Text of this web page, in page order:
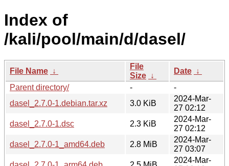
Index of
/kali/pool/main/d/dasel/
File Name ↓
File
Size ↓
Date ↓
Parent directory/
-
-
dasel_2.7.0-1.debian.tar.xz
3.0 KiB
2024-Mar-
27 02:12
dasel_2.7.0-1.dsc
2.3 KiB
2024-Mar-
27 02:12
dasel_2.7.0-1_amd64.deb
2.8 MiB
2024-Mar-
27 03:07
2024-Mar-